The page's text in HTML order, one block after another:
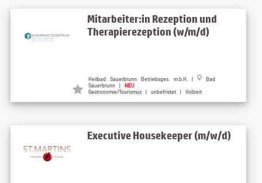
Mitarbeiter:in Rezeption und
Therapierezeption (w/m/d)
Heilbad Sauerbrunn Betriebsges. m.b.H. |
Bad
Sauerbrunn | NEU
Gastronomie/Tourismus | unbefristet | Vollzeit
Executive Housekeeper (m/w/d)